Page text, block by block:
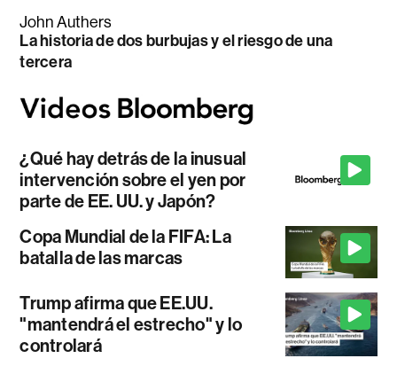
John Authers
La historia de dos burbujas y el riesgo de una
tercera
¿Qué hay detrás de la inusual
intervención sobre el yen por
parte de EE. UU. y Japón?
Copa Mundial de la FIFA: La
batalla de las marcas
Trump afirma que EE.UU.
"mantendrá el estrecho" y lo
controlará